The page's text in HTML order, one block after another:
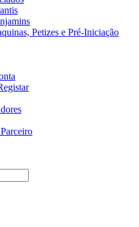
Petizes e Pré-Iniciação